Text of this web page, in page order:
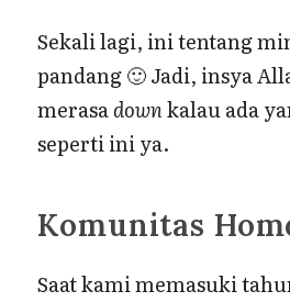
Sekali lagi, ini tentang
pandang 🙂 Jadi, insya
merasadownkalau ada
seperti ini ya.
Komunitas
Saat kami memasuki